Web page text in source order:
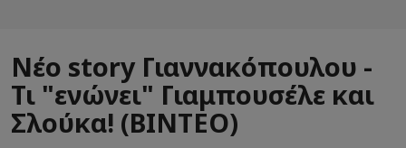
Νέο story Γιαννακόπουλου -
Τι "ενώνει" Γιαμπουσέλε και
Σλούκα! (ΒΙΝΤΕΟ)